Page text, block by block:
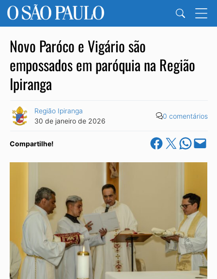
Novo Paróco e Vigário são
empossados em paróquia na Região
Ipiranga
Região Ipiranga
30 de janeiro de 2026
0 comentários
Compartilhe! Share on Facebook
Share on X Share on
Email this